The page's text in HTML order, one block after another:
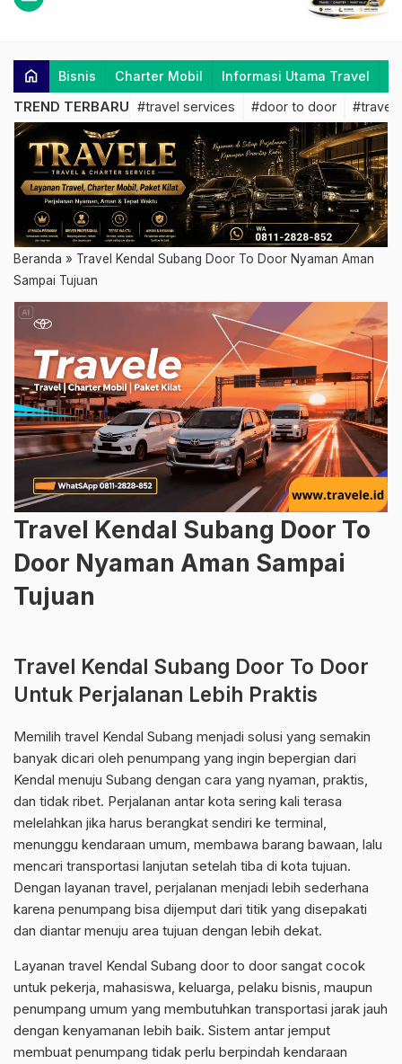
home Bisnis Charter Mobil Informasi Utama Travel
TREND TERBARU #travel services #door to door #travel
Beranda » Travel Kendal Subang Door To Door Nyaman Aman
Sampai Tujuan
Travel Kendal Subang Door To
Door Nyaman Aman Sampai
Tujuan
Travel Kendal Subang Door To Door
Untuk Perjalanan Lebih Praktis
Memilih travel Kendal Subang menjadi solusi yang semakin
banyak dicari oleh penumpang yang ingin bepergian dari
Kendal menuju Subang dengan cara yang nyaman, praktis,
dan tidak ribet. Perjalanan antar kota sering kali terasa
melelahkan jika harus berangkat sendiri ke terminal,
menunggu kendaraan umum, membawa barang bawaan, lalu
mencari transportasi lanjutan setelah tiba di kota tujuan.
Dengan layanan travel, perjalanan menjadi lebih sederhana
karena penumpang bisa dijemput dari titik yang disepakati
dan diantar menuju area tujuan dengan lebih dekat.
Layanan travel Kendal Subang door to door sangat cocok
untuk pekerja, mahasiswa, keluarga, pelaku bisnis, maupun
penumpang umum yang membutuhkan transportasi jarak jauh
dengan kenyamanan lebih baik. Sistem antar jemput
membuat penumpang tidak perlu berpindah kendaraan